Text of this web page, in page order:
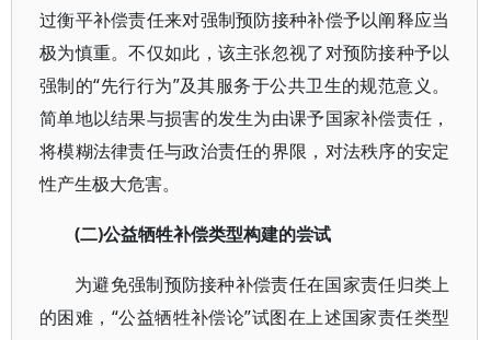
过衡平补偿责任来对强制预防接种补偿予以阐释应当
极为慎重。不仅如此，该主张忽视了对预防接种予以
强制的“先行行为”及其服务于公共卫生的规范意义。
简单地以结果与损害的发生为由课予国家补偿责任，
将模糊法律责任与政治责任的界限，对法秩序的安定
性产生极大危害。
(二)公益牺牲补偿类型构建的尝试
为避免强制预防接种补偿责任在国家责任归类上
的困难，“公益牺牲补偿论”试图在上述国家责任类型